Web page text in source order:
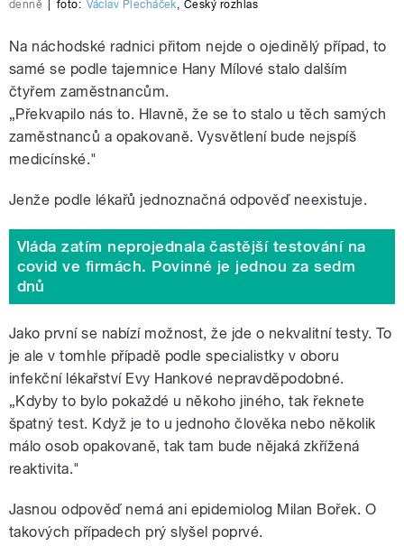
denně
foto: Václav Plecháček, Český rozhlas
Na náchodské radnici přitom nejde o ojedinělý případ, to
samé se podle tajemnice Hany Mílové stalo dalším
čtyřem zaměstnancům.
„Překvapilo nás to. Hlavně, že se to stalo u těch samých
zaměstnanců a opakovaně. Vysvětlení bude nejspíš
medicínské."
Jenže podle lékařů jednoznačná odpověď neexistuje.
Vláda zatím neprojednala častější testování na
covid ve firmách. Povinné je jednou za sedm
dnů
Jako první se nabízí možnost, že jde o nekvalitní testy. To
je ale v tomhle případě podle specialistky v oboru
infekční lékařství Evy Hankové nepravděpodobné.
„Kdyby to bylo pokaždé u někoho jiného, tak řeknete
špatný test. Když je to u jednoho člověka nebo několik
málo osob opakovaně, tak tam bude nějaká zkřížená
reaktivita."
Jasnou odpověď nemá ani epidemiolog Milan Bořek. O
takových případech prý slyšel poprvé.